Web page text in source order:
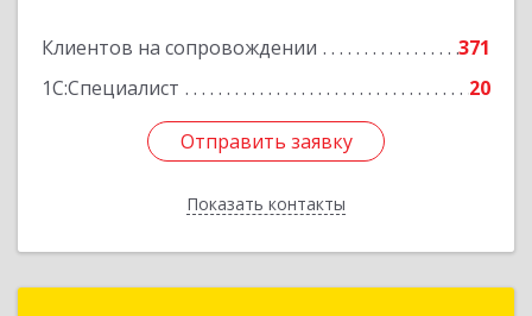
Клиентов на сопровождении
371
1С:Специалист
20
Отправить заявку
Показать контакты
Отправить заявку
Назад